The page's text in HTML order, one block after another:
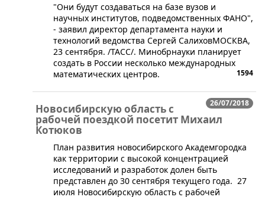
​"Они будут создаваться на базе вузов и
научных институтов, подведомственных ФАНО",
- заявил директор департамента науки и
технологий ведомства Сергей СалиховМОСКВА,
23 сентября. /ТАСС/. Минобрнауки планирует
создать в России несколько международных
математических центров.
1594
26/07/2018
Новосибирскую область с
рабочей поездкой посетит Михаил
Котюков
​План развития новосибирского Академгородка
как территории с высокой концентрацией
исследований и разработок долен быть
представлен до 30 сентября текущего года. 27
июля Новосибирскую область с рабочей